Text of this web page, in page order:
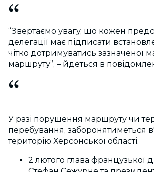
“Звертаємо увагу, що кожен
делегації має підписати
чітко дотримуватись зазначеної
маршруту”, – йдеться в
У разі порушення маршруту чи
перебування, заборонятиметься
територію Херсонської області.
2 лютого глава французької